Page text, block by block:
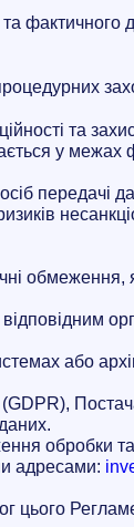
фактичного
та
у межах
передачі
або
обробки та
адресами:
цього